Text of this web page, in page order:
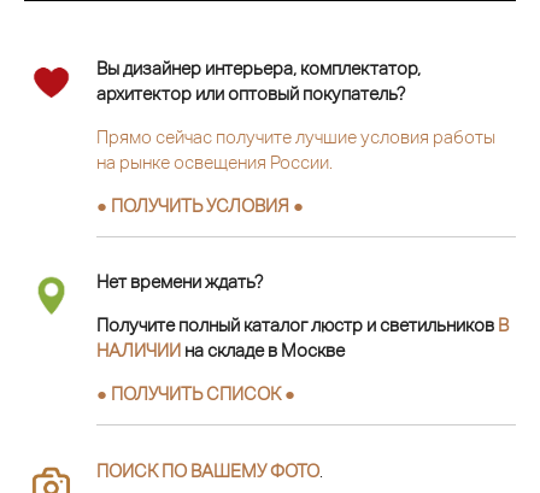
Вы дизайнер интерьера, комплектатор,
архитектор или оптовый покупатель?
Прямо сейчас получите лучшие условия работы
на рынке освещения России.
● ПОЛУЧИТЬ УСЛОВИЯ ●
Нет времени ждать?
Получите полный каталог люстр и светильников В
НАЛИЧИИ на складе в Москве
● ПОЛУЧИТЬ СПИСОК ●
ПОИСК ПО ВАШЕМУ ФОТО